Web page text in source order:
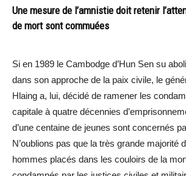
Une mesure de l’amnistie doit retenir
de mort sont commuées
Si en 1989 le Cambodge d’Hun Sen su
dans son approche de la paix civile, le
Hlaing a, lui, décidé de ramener les
capitale à quatre décennies
d’une centaine de jeunes sont concernés
N’oublions pas que la très grande majorité
hommes placés dans les couloirs de la